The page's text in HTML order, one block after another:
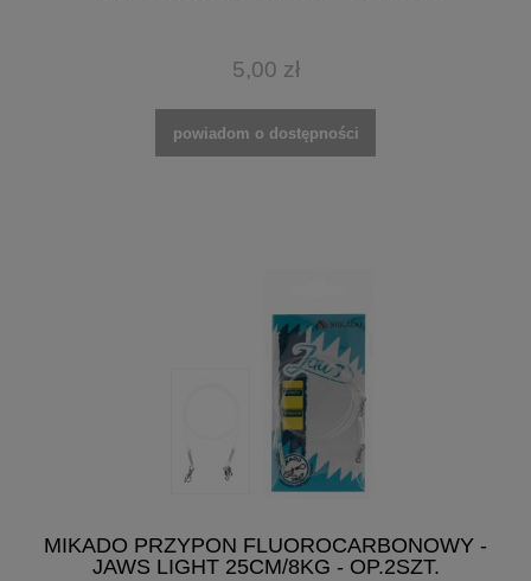
5,00 zł
powiadom o dostępności
MIKADO PRZYPON FLUOROCARBONOWY -
JAWS LIGHT 25CM/8KG - OP.2SZT.